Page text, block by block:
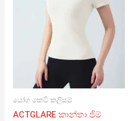
යෝග කෙටි කලිසම්
ACTGLARE කාන්තා ජිම්